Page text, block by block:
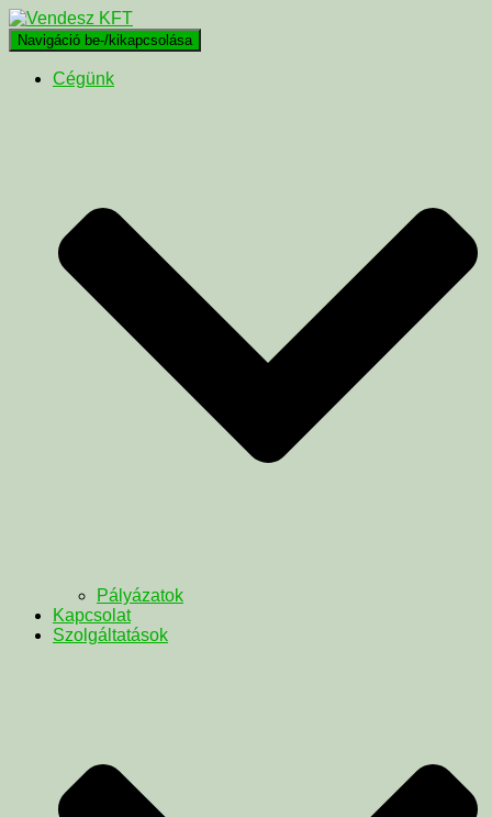
Navigáció be-/kikapcsolása
Cégünk
Pályázatok
Kapcsolat
Szolgáltatások